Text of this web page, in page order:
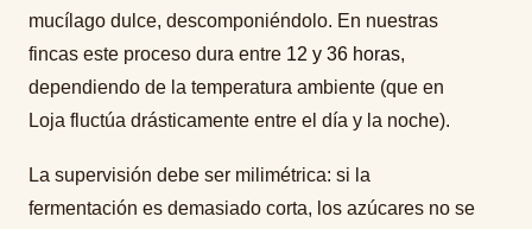
mucílago dulce, descomponiéndolo. En nuestras
fincas este proceso dura entre 12 y 36 horas,
dependiendo de la temperatura ambiente (que en
Loja fluctúa drásticamente entre el día y la noche).
La supervisión debe ser milimétrica: si la
fermentación es demasiado corta, los azúcares no se